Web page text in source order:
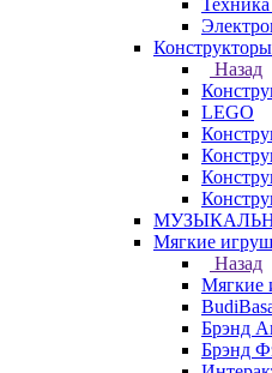
Конструкторы
Назад
LEGO
Мягкие
Назад
Мягкие
Брэнд
Брэнд